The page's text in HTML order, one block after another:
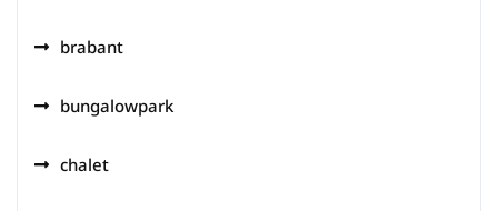
brabant
bungalowpark
chalet